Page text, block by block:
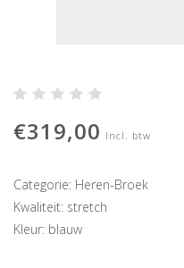
€319,00 Incl. btw
Categorie: Heren-Broek
Kwaliteit: stretch
Kleur: blauw